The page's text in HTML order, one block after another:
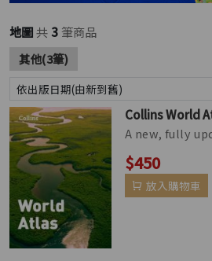
地圖共 3 筆商品
其他(3筆)
Collins World
A new, fully
bestselling
value and
$450
放入購物車